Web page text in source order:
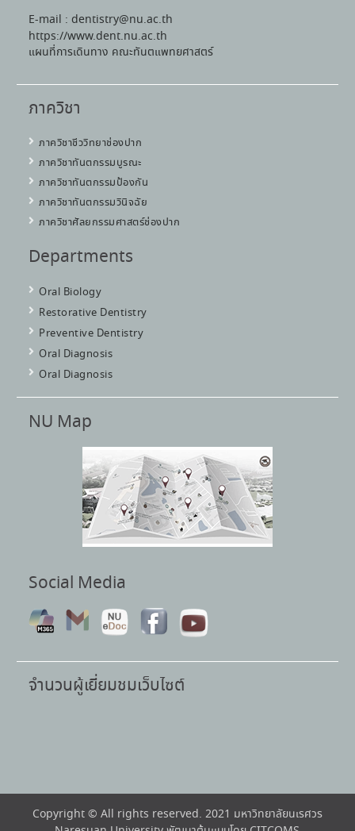
E-mail : dentistry@nu.ac.th
https://www.dent.nu.ac.th
แผนที่การเดินทาง คณะทันตแพทยศาสตร์
ภาควิชา
ภาควิชาชีววิทยาช่องปาก
ภาควิชาทันตกรรมบูรณะ
ภาควิชาทันตกรรมป้องกัน
ภาควิชาทันตกรรมวินิจฉัย
ภาควิชาศัลยกรรมศาสตร์ช่องปาก
Departments
Oral Biology
Restorative Dentistry
Preventive Dentistry
Oral Diagnosis
Oral Diagnosis
NU Map
Social Media
จำนวนผู้เยี่ยมชมเว็บไซต์
Copyright © All rights reserved. 2021 มหาวิทยาลัยนเรศวร